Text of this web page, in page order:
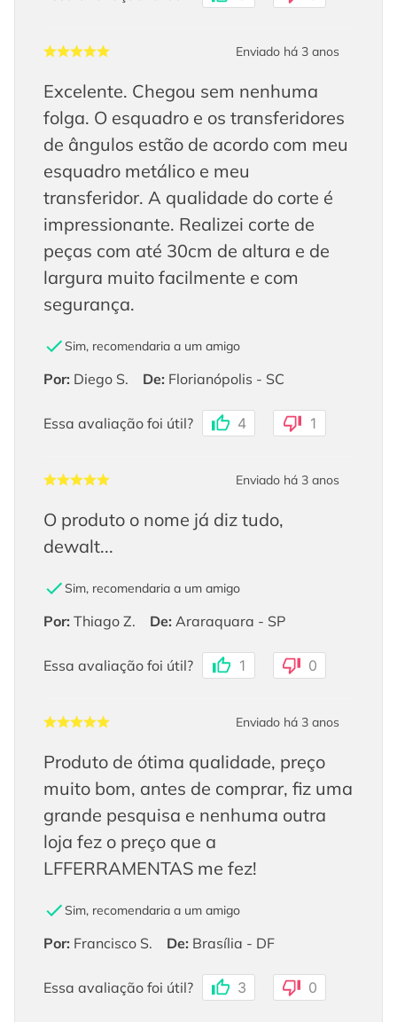
Enviado há 3 anos
Excelente. Chegou sem nenhuma
folga. O esquadro e os transferidores
de ângulos estão de acordo com meu
esquadro metálico e meu
transferidor. A qualidade do corte é
impressionante. Realizei corte de
peças com até 30cm de altura e de
largura muito facilmente e com
segurança.
Sim, recomendaria a um amigo
Por: Diego S. De: Florianópolis - SC
Essa avaliação foi útil? 4 1
Enviado há 3 anos
O produto o nome já diz tudo,
dewalt...
Sim, recomendaria a um amigo
Por: Thiago Z. De: Araraquara - SP
Essa avaliação foi útil? 1 0
Enviado há 3 anos
Produto de ótima qualidade, preço
muito bom, antes de comprar, fiz uma
grande pesquisa e nenhuma outra
loja fez o preço que a
LFFERRAMENTAS me fez!
Sim, recomendaria a um amigo
Por: Francisco S. De: Brasília - DF
Essa avaliação foi útil? 3 0